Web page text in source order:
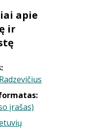
apie
ir
įrašas)